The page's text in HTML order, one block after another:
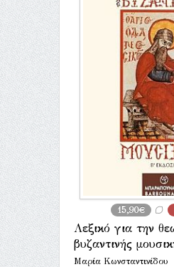
15,90€
Λεξικό για την
βυζαντινής
Μαρία Κωνσταντινίδου